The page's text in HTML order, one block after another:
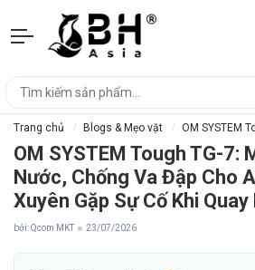
Trang chủ Blogs & Mẹo vặt OM SYSTEM
OM SYSTEM Tough TG-7:
Nước, Chống Va Đập Cho
Xuyên Gặp Sự Cố Khi
bởi: Qcom MKT 23/07/2026